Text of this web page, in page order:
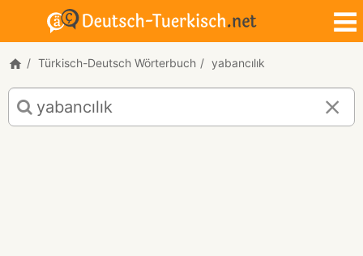
Türkisch-Deutsch Wörterbuch yabancılık
Türkisch-
Deutsch
Übersetzung